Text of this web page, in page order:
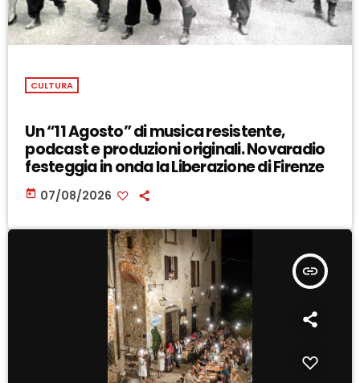
CULTURA
Un “11 Agosto” di musica resistente,
podcast e produzioni originali. Novaradio
festeggia in onda la Liberazione di Firenze
today 07/08/2026
insert_link